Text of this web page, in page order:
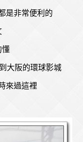
是非常便利的
懂
大阪的環球影城
來過這裡